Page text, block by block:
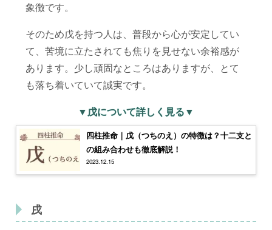
象徴です。
そのため戊を持つ人は、普段から心が安定してい
て、苦境に立たされても焦りを見せない余裕感が
あります。少し頑固なところはありますが、とて
も落ち着いていて誠実です。
▼戊について詳しく見る▼
四柱推命｜戊（つちのえ）の特徴は？十二支と
の組み合わせも徹底解説！
2023.12.15
戌